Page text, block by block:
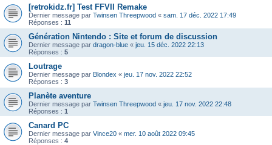
[retrokidz.fr] Test FFVII Remake
Dernier message par Twinsen Threepwood « sam. 17 déc. 2022 17:49
Réponses : 11
Génération Nintendo : Site et forum de discussion
Dernier message par dragon-blue « jeu. 15 déc. 2022 22:13
Réponses : 5
Loutrage
Dernier message par Blondex « jeu. 17 nov. 2022 22:52
Réponses : 3
Planète aventure
Dernier message par Twinsen Threepwood « jeu. 17 nov. 2022 22:48
Réponses : 1
Canard PC
Dernier message par Vince20 « mer. 10 août 2022 09:45
Réponses : 4